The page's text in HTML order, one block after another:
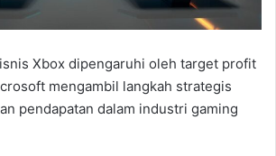
Xbox dipengaruhi oleh target profit
mengambil langkah strategis
pendapatan dalam industri gaming